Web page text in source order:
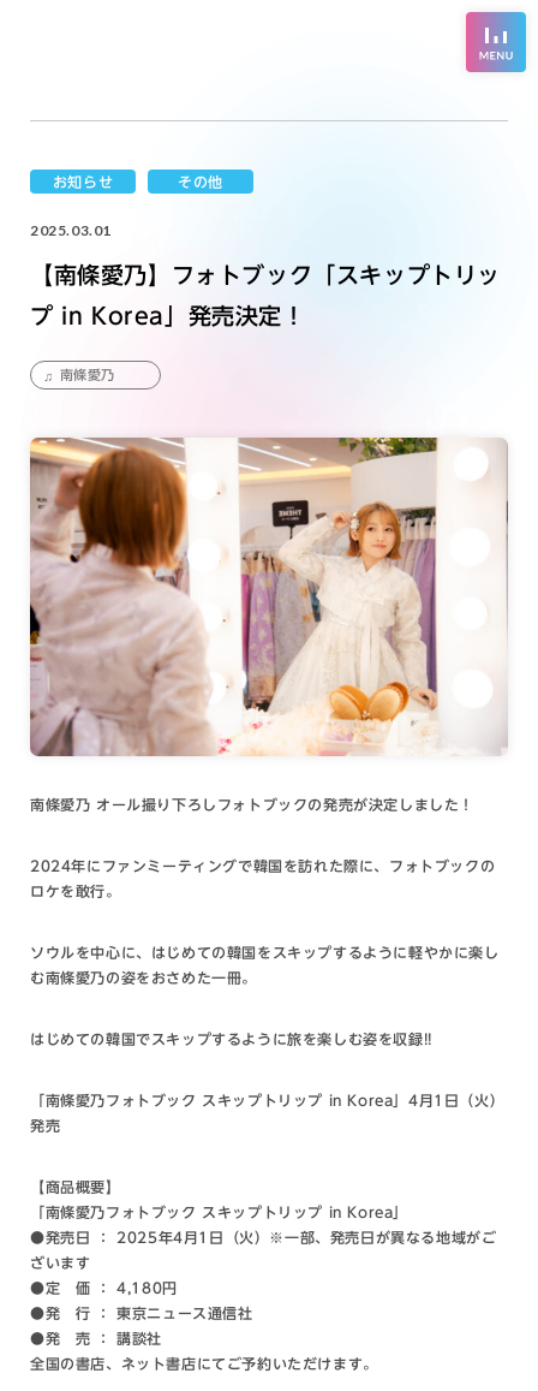
お知らせ その他
2025.03.01
【南條愛乃】フォトブック「スキップトリッ
プ in Korea」発売決定！
南條愛乃
南條愛乃 オール撮り下ろしフォトブックの発売が決定しました！
2024年にファンミーティングで韓国を訪れた際に、フォトブックの
ロケを敢行。
ソウルを中心に、はじめての韓国をスキップするように軽やかに楽し
む南條愛乃の姿をおさめた一冊。
はじめての韓国でスキップするように旅を楽しむ姿を収録!!
「南條愛乃フォトブック スキップトリップ in Korea」4月1日（火）
発売
【商品概要】
「南條愛乃フォトブック スキップトリップ in Korea」
●発売日 ： 2025年4月1日（火）※一部、発売日が異なる地域がご
ざいます
●定 価 ： 4,180円
●発 行 ： 東京ニュース通信社
●発 売 ： 講談社
全国の書店、ネット書店にてご予約いただけます。